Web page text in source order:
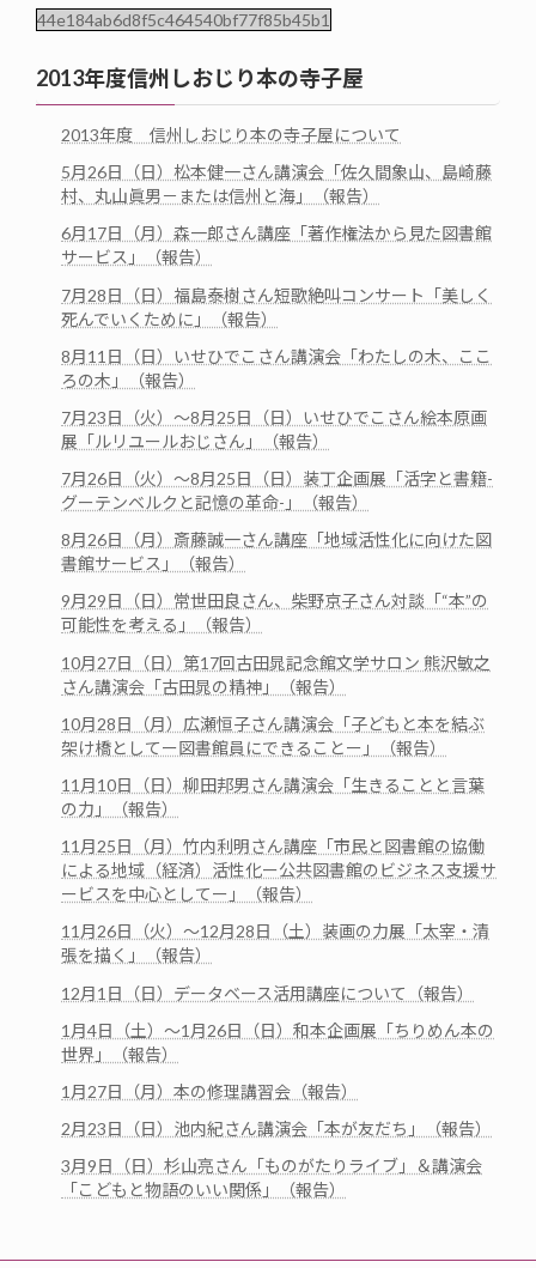
44e184ab6d8f5c464540bf77f85b45b1
2013年度信州しおじり本の寺子屋
2013年度 信州しおじり本の寺子屋について
5月26日（日）松本健一さん講演会「佐久間象山、島崎藤
村、丸山眞男－または信州と海」（報告）
6月17日（月）森一郎さん講座「著作権法から見た図書館
サービス」（報告）
7月28日（日）福島泰樹さん短歌絶叫コンサート「美しく
死んでいくために」（報告）
8月11日（日）いせひでこさん講演会「わたしの木、ここ
ろの木」（報告）
7月23日（火）～8月25日（日）いせひでこさん絵本原画
展「ルリユールおじさん」（報告）
7月26日（火）～8月25日（日）装丁企画展「活字と書籍-
グーテンベルクと記憶の革命-」（報告）
8月26日（月）斎藤誠一さん講座「地域活性化に向けた図
書館サービス」（報告）
9月29日（日）常世田良さん、柴野京子さん対談「“本”の
可能性を考える」（報告）
10月27日（日）第17回古田晁記念館文学サロン 熊沢敏之
さん講演会「古田晁の精神」（報告）
10月28日（月）広瀬恒子さん講演会「子どもと本を結ぶ
架け橋としてー図書館員にできることー」（報告）
11月10日（日）柳田邦男さん講演会「生きることと言葉
の力」（報告）
11月25日（月）竹内利明さん講座「市民と図書館の協働
による地域（経済）活性化ー公共図書館のビジネス支援サ
ービスを中心としてー」（報告）
11月26日（火）～12月28日（土）装画の力展「太宰・清
張を描く」（報告）
12月1日（日）データベース活用講座について（報告）
1月4日（土）～1月26日（日）和本企画展「ちりめん本の
世界」（報告）
1月27日（月）本の修理講習会（報告）
2月23日（日）池内紀さん講演会「本が友だち」（報告）
3月9日（日）杉山亮さん「ものがたりライブ」＆講演会
「こどもと物語のいい関係」（報告）